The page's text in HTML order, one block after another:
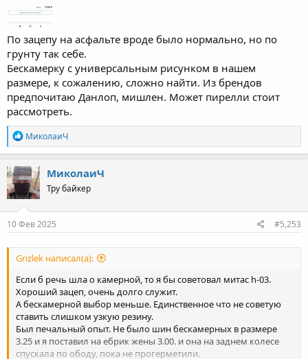
По зацепу на асфальте вроде было нормально, но по
грунту так себе.
Бескамерку с универсальным рисунком в нашем
размере, к сожалению, сложно найти. Из брендов
предпочитаю Данлоп, мишлен. Может пирелли стоит
рассмотреть.
R
e
a
c
t
i
o
n
s
МиколаиЧ
МиколаиЧ
Тру байкер
10 Фев 2025 #5,253
Grizlek написал(а):
Если б речь шла о камерной, то я бы советовал митас h-03.
Хороший зацеп, очень долго служит.
А бескамерной выбор меньше. Единственное что не советую
ставить слишком узкую резину.
Был печальный опыт. Не было шин бескамерных в размере
3.25 и я поставил на ебрик жены 3.00. и она на заднем колесе
спускала по ободу, пока не прогерметили.